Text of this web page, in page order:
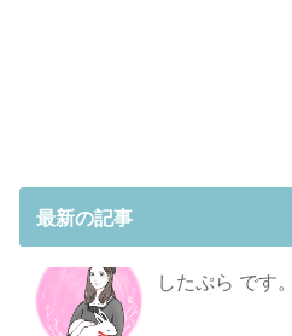
最新の記事
したぷら です。